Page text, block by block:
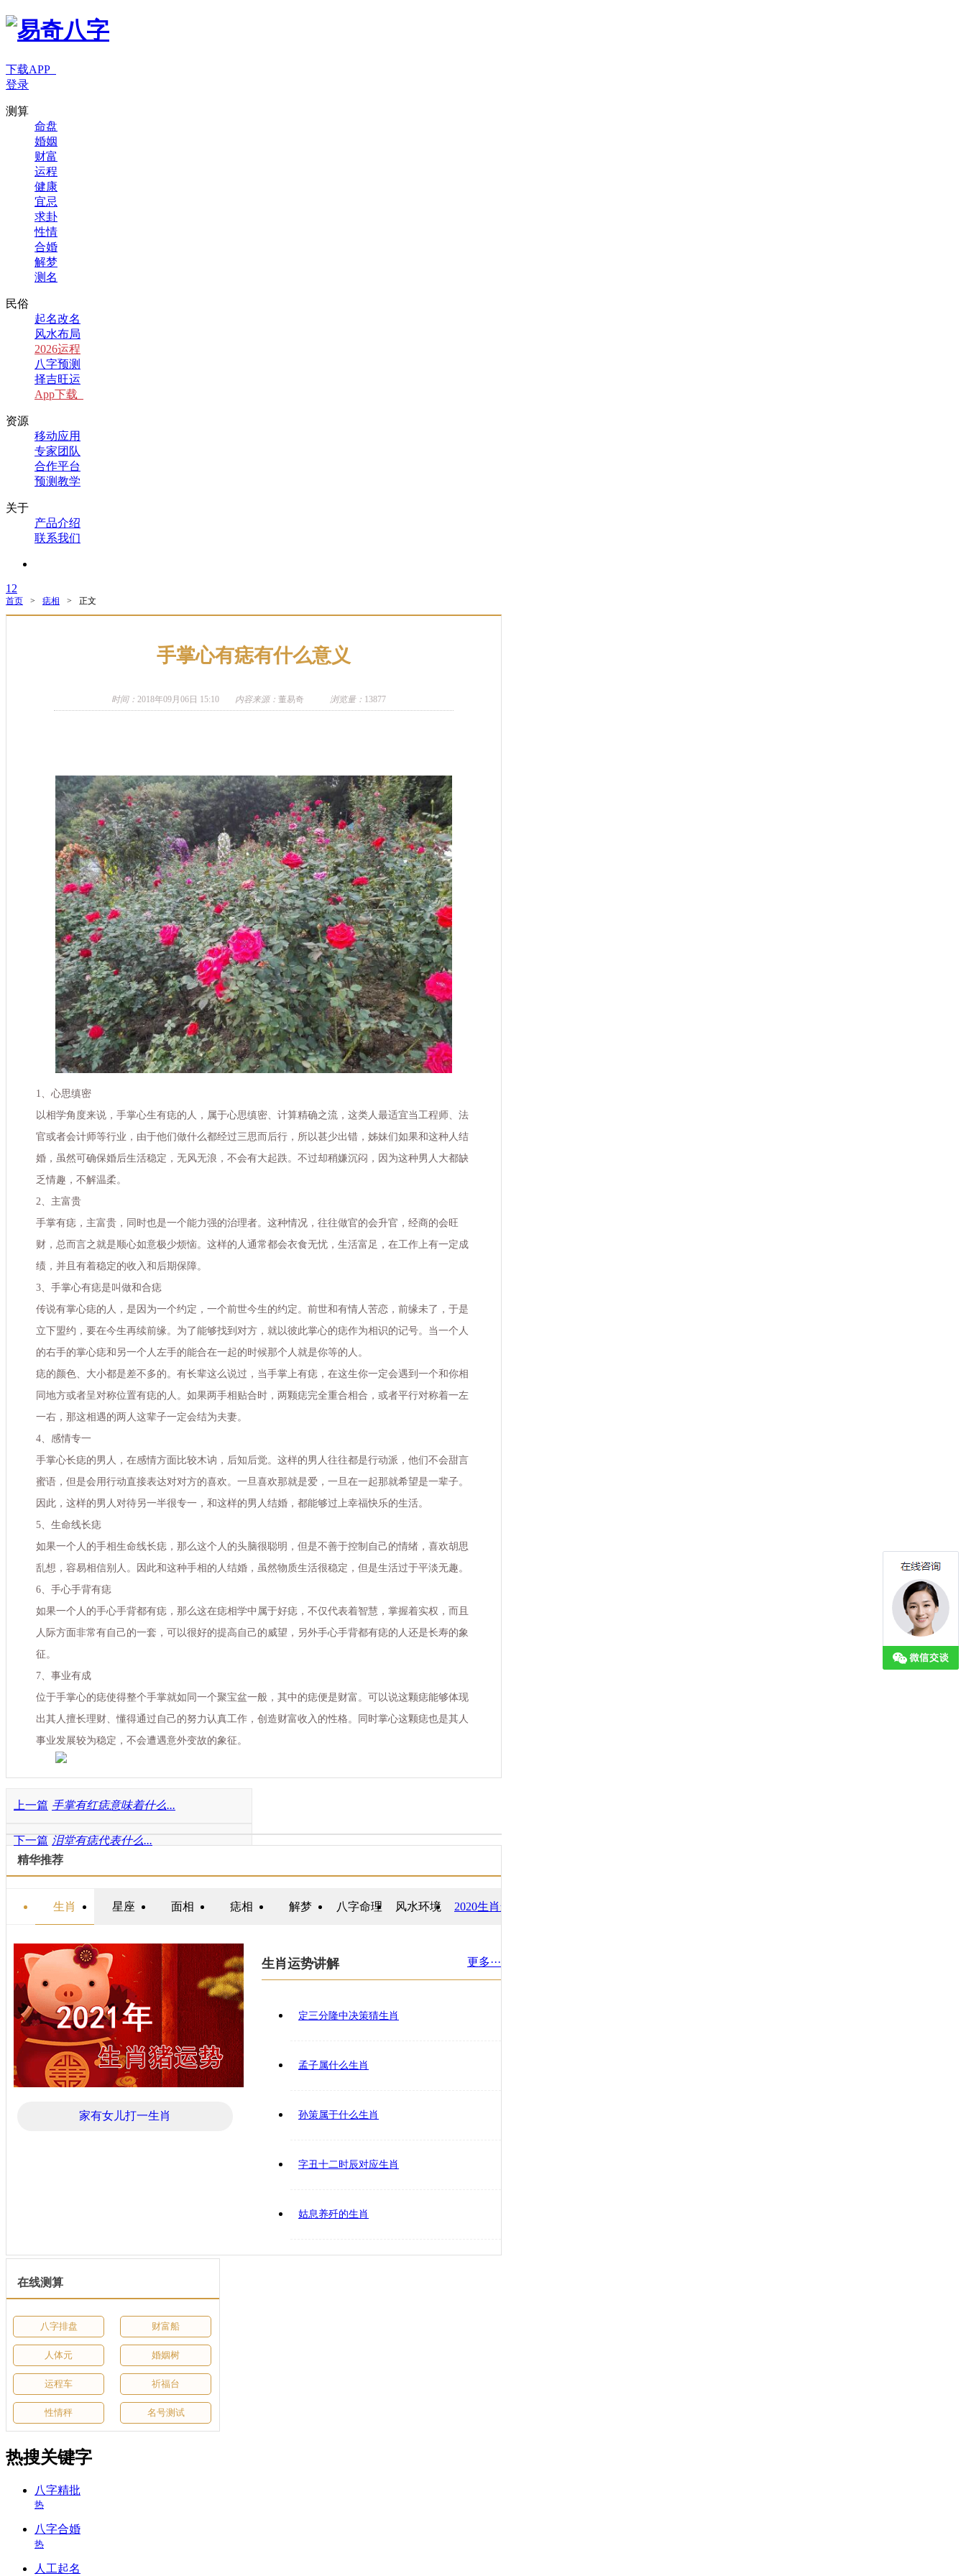
下载APP
登录
测算
命盘
婚姻
财富
运程
健康
宜忌
求卦
性情
合婚
解梦
测名
民俗
起名改名
风水布局
2026运程
八字预测
择吉旺运
App下载
资源
移动应用
专家团队
合作平台
预测教学
关于
产品介绍
联系我们
1 2
首页 > 痣相 > 正文
手掌心有痣有什么意义
时间： 2018年09月06日 15:10 内容来源： 董易奇 浏览量： 13877
1、心思缜密
以相学角度来说，手掌心生有痣的人，属于心思缜密、计算精确之流，这类人最适宜当工程师、法
官或者会计师等行业，由于他们做什么都经过三思而后行，所以甚少出错，姊妹们如果和这种人结
婚，虽然可确保婚后生活稳定，无风无浪，不会有大起跌。不过却稍嫌沉闷，因为这种男人大都缺
乏情趣，不解温柔。
2、主富贵
手掌有痣，主富贵，同时也是一个能力强的治理者。这种情况，往往做官的会升官，经商的会旺
财，总而言之就是顺心如意极少烦恼。这样的人通常都会衣食无忧，生活富足，在工作上有一定成
绩，并且有着稳定的收入和后期保障。
3、手掌心有痣是叫做和合痣
传说有掌心痣的人，是因为一个约定，一个前世今生的约定。前世和有情人苦恋，前缘未了，于是
立下盟约，要在今生再续前缘。为了能够找到对方，就以彼此掌心的痣作为相识的记号。当一个人
的右手的掌心痣和另一个人左手的能合在一起的时候那个人就是你等的人。
痣的颜色、大小都是差不多的。有长辈这么说过，当手掌上有痣，在这生你一定会遇到一个和你相
同地方或者呈对称位置有痣的人。如果两手相贴合时，两颗痣完全重合相合，或者平行对称着一左
一右，那这相遇的两人这辈子一定会结为夫妻。
4、感情专一
手掌心长痣的男人，在感情方面比较木讷，后知后觉。这样的男人往往都是行动派，他们不会甜言
蜜语，但是会用行动直接表达对对方的喜欢。一旦喜欢那就是爱，一旦在一起那就希望是一辈子。
因此，这样的男人对待另一半很专一，和这样的男人结婚，都能够过上幸福快乐的生活。
5、生命线长痣
如果一个人的手相生命线长痣，那么这个人的头脑很聪明，但是不善于控制自己的情绪，喜欢胡思
乱想，容易相信别人。因此和这种手相的人结婚，虽然物质生活很稳定，但是生活过于平淡无趣。
6、手心手背有痣
如果一个人的手心手背都有痣，那么这在痣相学中属于好痣，不仅代表着智慧，掌握着实权，而且
人际方面非常有自己的一套，可以很好的提高自己的威望，另外手心手背都有痣的人还是长寿的象
征。
7、事业有成
位于手掌心的痣使得整个手掌就如同一个聚宝盆一般，其中的痣便是财富。可以说这颗痣能够体现
出其人擅长理财、懂得通过自己的努力认真工作，创造财富收入的性格。同时掌心这颗痣也是其人
事业发展较为稳定，不会遭遇意外变故的象征。
上一篇 手掌有红痣意味着什么...
下一篇 泪堂有痣代表什么...
精华推荐
生肖 星座 面相 痣相 解梦 八字命理 风水环境 2020生肖运势
家有女儿打一生肖
生肖运势讲解 更多···
定三分隆中决策猜生肖
孟子属什么生肖
孙策属于什么生肖
字丑十二时辰对应生肖
姑息养歼的生肖
在线测算
八字排盘 财富船
人体元 婚姻树
运程车 祈福台
性情秤 名号测试
热搜关键字
八字精批
热
八字合婚
热
人工起名